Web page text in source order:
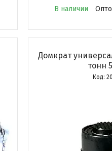
В наличии
Домкрат
тонн